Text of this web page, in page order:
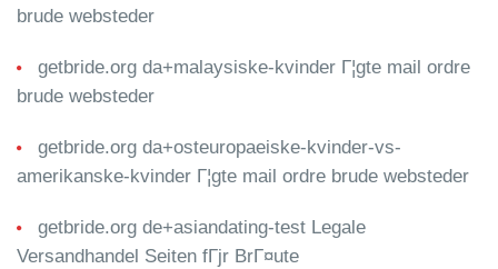
brude websteder
getbride.org da+malaysiske-kvinder Г¦gte mail ordre
brude websteder
getbride.org da+osteuropaeiske-kvinder-vs-
amerikanske-kvinder Г¦gte mail ordre brude websteder
getbride.org de+asiandating-test Legale
Versandhandel Seiten fГјr BrГ¤ute